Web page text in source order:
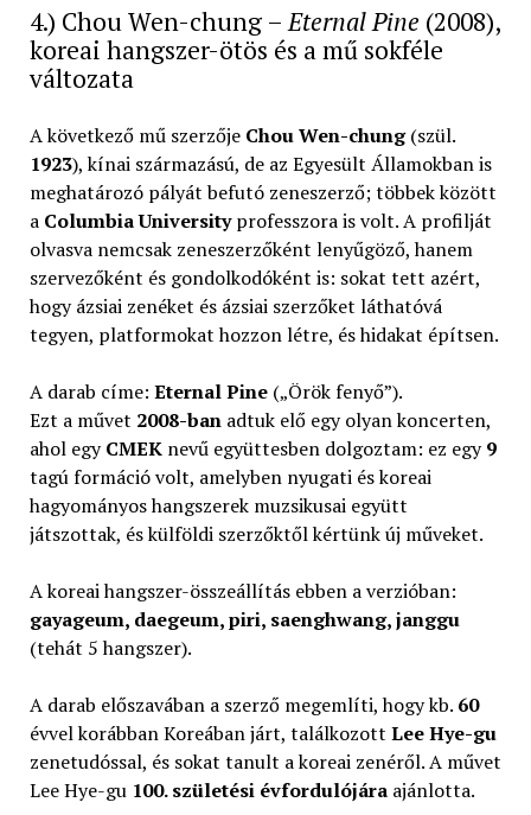
4.) Chou Wen-chung –Eternal Pine (2008),
koreai hangszer-ötös és a mű sokféle
változata
A következő mű szerzője Chou Wen-chung(szül.
1923), kínai származású, de az Egyesült Államokban is
meghatározó pályát befutó zeneszerző; többek között
a Columbia Universityprofesszora is volt. A profilját
olvasva nemcsak zeneszerzőként lenyűgöző, hanem
szervezőként és gondolkodóként is: sokat tett azért,
hogy ázsiai zenéket és ázsiai szerzőket láthatóvá
tegyen, platformokat hozzon létre, és hidakat építsen.
A darab címe: Eternal Pine(„Örök fenyő”).
Ezt a művet 2008-banadtuk elő egy olyan koncerten,
ahol egyCMEKnevű együttesben dolgoztam: ez egy9
tagú formáció volt, amelyben nyugati és koreai
hagyományos hangszerek muzsikusai együtt
játszottak, és külföldi szerzőktől kértünk új műveket.
A koreai hangszer-összeállítás ebben a verzióban:
gayageum, daegeum, piri, saenghwang, janggu
(tehát 5 hangszer).
A darab előszavában a szerző megemlíti, hogy kb. 60
évvel korábban Koreában járt, találkozott Lee Hye-gu
zenetudóssal, és sokat tanult a koreai zenéről. A művet
Lee Hye-gu 100. születési évfordulójáraajánlotta.